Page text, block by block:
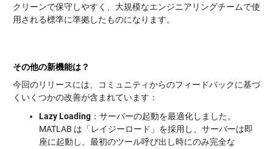
クリーンで保守しやすく、大規模なエンジニアリングチームで使
用される標準に準拠したものになります。
その他の新機能は？
今回のリリースには、コミュニティからのフィードバックに基づ
くいくつかの改善が含まれています：
Lazy Loading：サーバーの起動を最適化しました。
MATLAB は「レイジーロード」を採用し、サーバーは即
座に起動し、最初のツール呼び出し時にのみ完全な